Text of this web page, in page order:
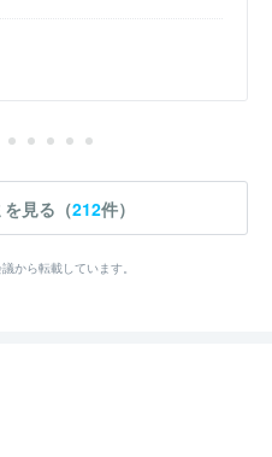
見る（212件）
から転載しています。